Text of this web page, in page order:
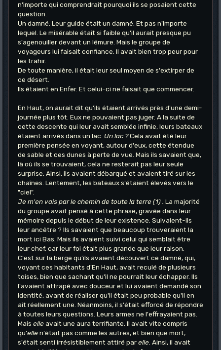
n'importe qui comprendrait pourquoi ils se posaient cette
question.
Un damné. Leur guide était un damné. Et pas n'importe
lequel. Le misérable était si faible qu'il aurait presque pu
s'agenouiller devant un lémure. Mais le groupe de
voyageurs lui faisait confiance. Il avait bien trop peur pour
les trahir.
De toute manière, il était leur seul moyen de s'extirper de
ce désert.
Ils étaient en Enfer. Et celui-ci ne faisait que commencer.
En Haut, on aurait dit qu'ils étaient arrivés près d'une demi-
journée plus tôt. Eux ne pouvaient pas juger. A la suite de
cette descente qui leur avait semblée infinie, leurs bateaux
étaient arrivés dans un lac. Un lac ?Cela avait été leur
première pensée en voyant, autour d'eux, cette étendue
de sable et ces dunes à perte de vue. Mais ils savaient que,
là où ils se trouvaient, cela ne resterait pas leur seule
surprise. Ainsi, ils avaient débarqué et avaient tiré sur les
chaînes. Lentement, les bateaux s'étaient élevés vers le
"ciel".
Je m'en vais par le chemin de toute la terre (1) . La majorité
du groupe avait pensé à cette phrase, gravée dans leur
mémoire depuis le début de leur existence. Suivaient-ils
leur ancêtre ? Ils savaient que beaucoup trouveraient la
mort ici Bas. Mais ils avaient suivi celui qui semblait être
leur chef, car leur foi était plus grande que leur raison.
C'est sur la berge qu'ils avaient découvert ce damné, qui,
voyant ces habitants d'En Haut, avait reculé de plusieurs
toises, bien que sachant qu'il ne pourrait leur échapper. Ils
l'avaient attrapé avec douceur et lui avaient demandé son
identité, avant de réaliser qu'il était peu probable qu'il en
ait réellement une. Néanmoins, il s'était efforcé de répondre
à toutes leurs questions. Leurs armes ne l'effrayaient pas.
Mais elleavait une aura terrifiante. Il avait vite compris
qu'ellen'était pas comme les autres, et bien que mort,
s'était senti irrésistiblement attiré parelle . Ainsi, il avait